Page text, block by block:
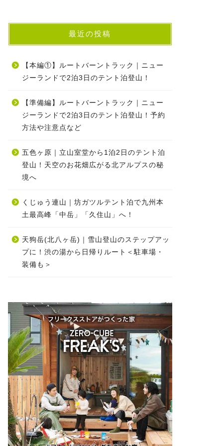
最近の投稿
【本編①】ルートバーントラック｜ニュー
ジーランドで2泊3日のテント泊登山！
【準備編】ルートバーントラック｜ニュー
ジーランドで2泊3日のテント泊登山！予約
方法や注意点など
五色ヶ原｜立山室堂から1泊2日のテント泊
登山！天空のお花畑広がる北アルプスの秘
境へ
くじゅう連山｜坊ガツルテント泊で九州本
土最高峰「中岳」「久住山」へ！
天狗岳(北八ヶ岳)｜雪山登山のステップアッ
プに！渋の湯から日帰りルート＜駐車場・
装備も＞